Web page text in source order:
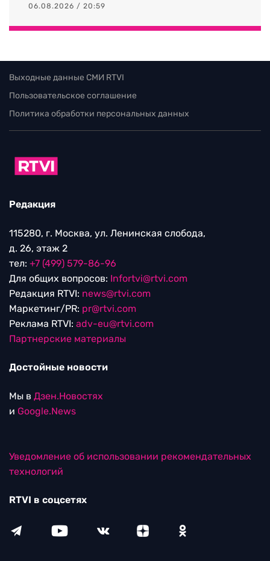
06.08.2026 / 20:59
Выходные данные СМИ RTVI
Пользовательское соглашение
Политика обработки персональных данных
Редакция
115280, г. Москва, ул. Ленинская слобода,
д. 26, этаж 2
тел: +7 (499) 579-86-96
Для общих вопросов: Infortvi@rtvi.com
Редакция RTVI: news@rtvi.com
Маркетинг/PR: pr@rtvi.com
Реклама RTVI: adv-eu@rtvi.com
Партнерские материалы
Достойные новости
Мы в Дзен.Новостях
и Google.News
Уведомление об использовании рекомендательных
технологий
RTVI в соцсетях